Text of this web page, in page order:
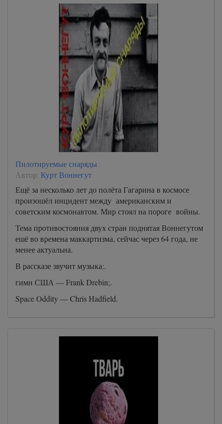
Пилотируемые снаряды
Автор: Курт Воннегут
Ещё за несколько лет до полёта Гагарина в космосе
произошёл инцидент между американским и
советским космонавтом. Мир стоял на пороге войны.
Тема противостояния двух стран поднятая Воннегутом
ешё во времена маккартизма, сейчас через 64 года, не
менее актуальна.
В рассказе звучит музыка:.
гимн США — Frank Drebin;.
Space Oddity — Chris Hadfield.